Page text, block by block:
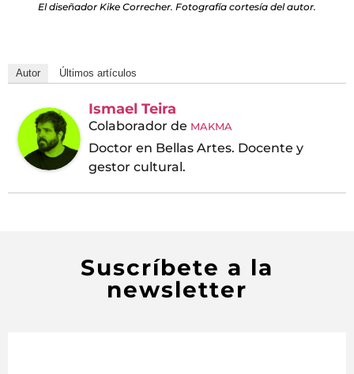
El diseñador Kike Correcher. Fotografía cortesía del autor.
Autor Últimos artículos
Ismael Teira
Colaborador de MAKMA
Doctor en Bellas Artes. Docente y
gestor cultural.
Suscríbete a la
newsletter